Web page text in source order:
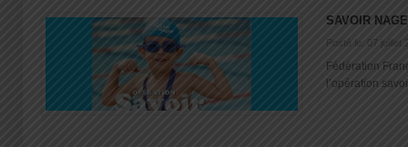
SAVOIR
Posté le: 07 juillet
Fédération
l’opération